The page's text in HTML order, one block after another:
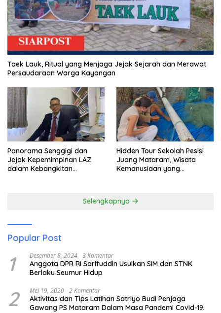
Taek Lauk, Ritual yang Menjaga Jejak Sejarah dan Merawat
Persaudaraan Warga Kayangan
Panorama Senggigi dan
Jejak Kepemimpinan LAZ
dalam Kebangkitan
Hidden Tour Sekolah Pesisi
Juang Mataram, Wisata
Kemanusiaan yang
Selengkapnya
Popular Post
1 Desember 8, 2024 3 Komentar
Anggota DPR RI Sarifuddin Usulkan SIM dan STNK
Berlaku Seumur Hidup
2 Mei 19, 2020 2 Komentar
Aktivitas dan Tips Latihan Satriyo Budi Penjaga
Gawang PS Mataram Dalam Masa Pandemi Covid-19.